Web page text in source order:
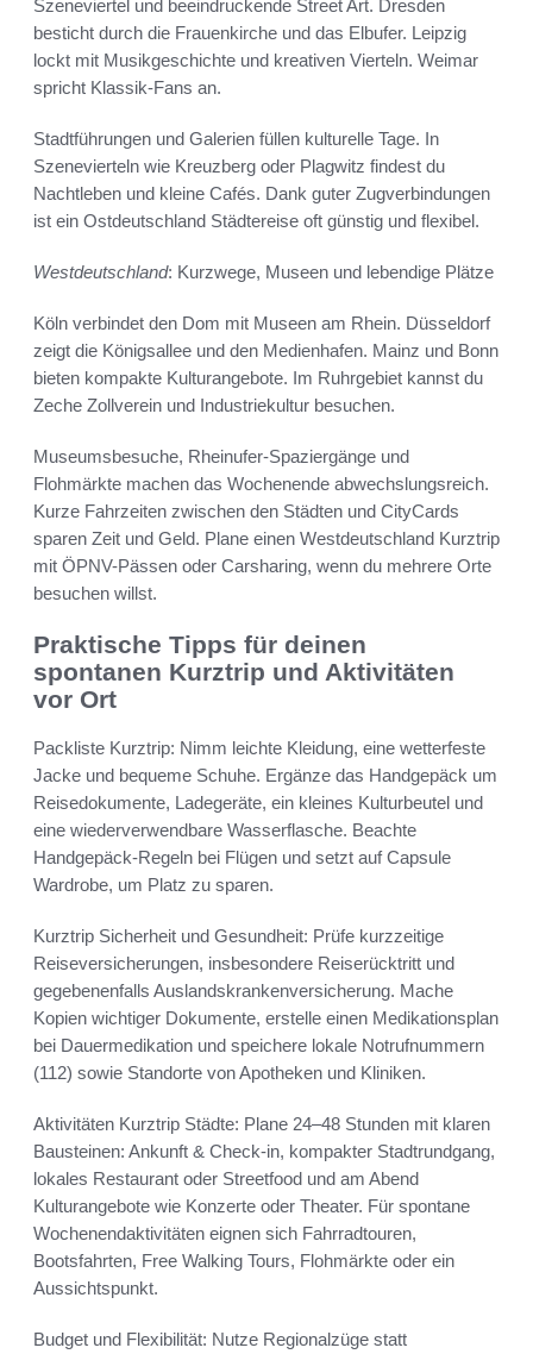
Szeneviertel und beeindruckende Street Art. Dresden
besticht durch die Frauenkirche und das Elbufer. Leipzig
lockt mit Musikgeschichte und kreativen Vierteln. Weimar
spricht Klassik-Fans an.
Stadtführungen und Galerien füllen kulturelle Tage. In
Szenevierteln wie Kreuzberg oder Plagwitz findest du
Nachtleben und kleine Cafés. Dank guter Zugverbindungen
ist ein Ostdeutschland Städtereise oft günstig und flexibel.
Westdeutschland: Kurzwege, Museen und lebendige Plätze
Köln verbindet den Dom mit Museen am Rhein. Düsseldorf
zeigt die Königsallee und den Medienhafen. Mainz und Bonn
bieten kompakte Kulturangebote. Im Ruhrgebiet kannst du
Zeche Zollverein und Industriekultur besuchen.
Museumsbesuche, Rheinufer-Spaziergänge und
Flohmärkte machen das Wochenende abwechslungsreich.
Kurze Fahrzeiten zwischen den Städten und CityCards
sparen Zeit und Geld. Plane einen Westdeutschland Kurztrip
mit ÖPNV-Pässen oder Carsharing, wenn du mehrere Orte
besuchen willst.
Praktische Tipps für deinen
spontanen Kurztrip und Aktivitäten
vor Ort
Packliste Kurztrip: Nimm leichte Kleidung, eine wetterfeste
Jacke und bequeme Schuhe. Ergänze das Handgepäck um
Reisedokumente, Ladegeräte, ein kleines Kulturbeutel und
eine wiederverwendbare Wasserflasche. Beachte
Handgepäck-Regeln bei Flügen und setzt auf Capsule
Wardrobe, um Platz zu sparen.
Kurztrip Sicherheit und Gesundheit: Prüfe kurzzeitige
Reiseversicherungen, insbesondere Reiserücktritt und
gegebenenfalls Auslandskrankenversicherung. Mache
Kopien wichtiger Dokumente, erstelle einen Medikationsplan
bei Dauermedikation und speichere lokale Notrufnummern
(112) sowie Standorte von Apotheken und Kliniken.
Aktivitäten Kurztrip Städte: Plane 24–48 Stunden mit klaren
Bausteinen: Ankunft & Check-in, kompakter Stadtrundgang,
lokales Restaurant oder Streetfood und am Abend
Kulturangebote wie Konzerte oder Theater. Für spontane
Wochenendaktivitäten eignen sich Fahrradtouren,
Bootsfahrten, Free Walking Tours, Flohmärkte oder ein
Aussichtspunkt.
Budget und Flexibilität: Nutze Regionalzüge statt